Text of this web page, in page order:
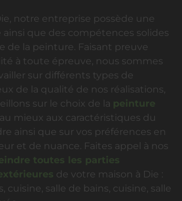
notre entreprise possède une
ainsi que des compétences solides
de la peinture. Faisant preuve
à toute épreuve, nous sommes
sur différents types de
de la qualité de nos réalisations,
sur le choix de la peinture
mieux aux caractéristiques du
ainsi que sur vos préférences en
et de nuance. Faites appel à nos
toutes les parties
de votre maison à Die :
cuisine, salle de bains, cuisine, salle